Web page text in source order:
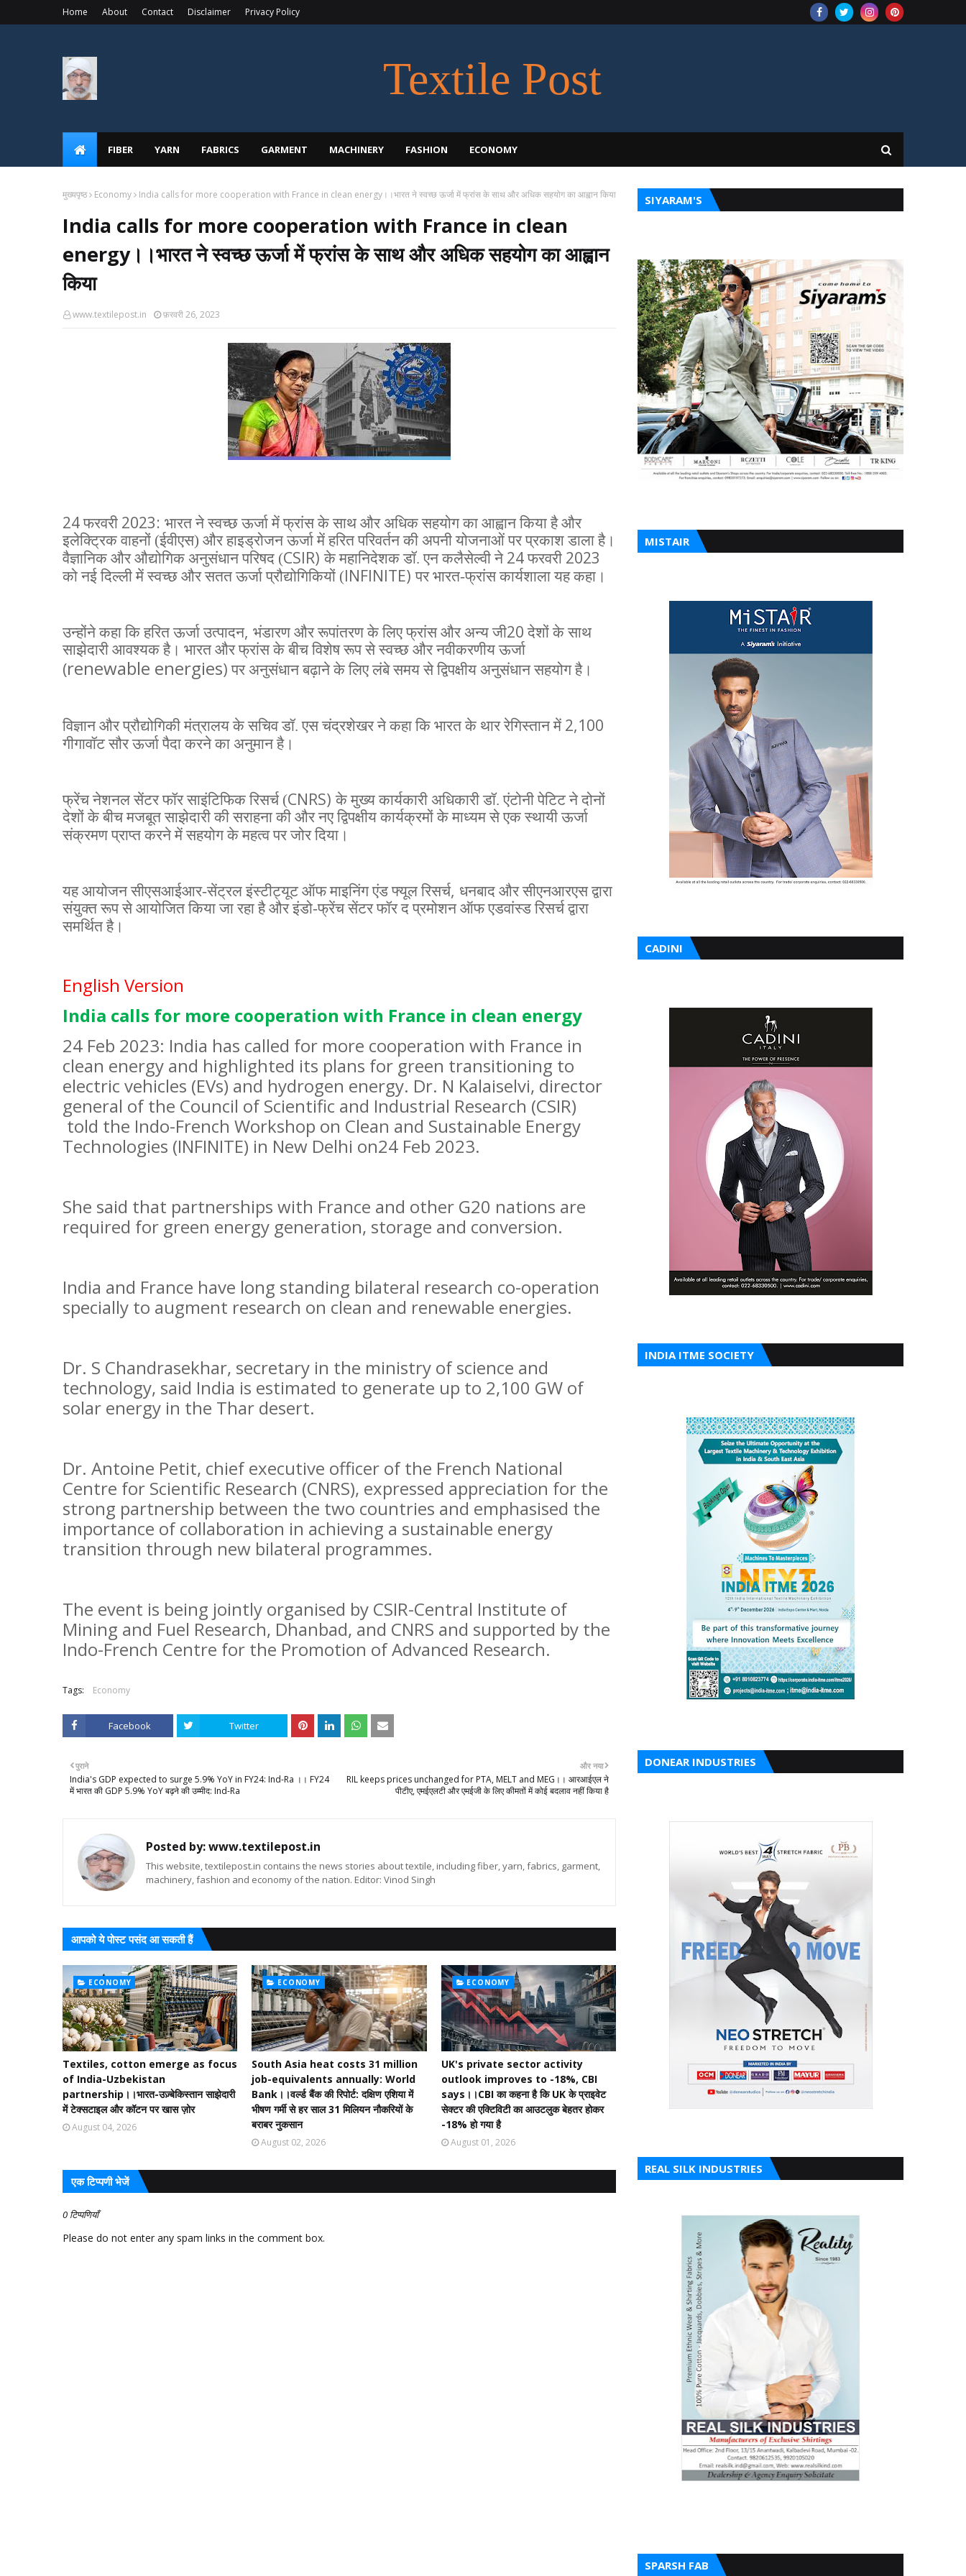
Home About Contact Disclaimer Privacy Policy
Textile Post
FIBER YARN FABRICS GARMENT MACHINERY FASHION ECONOMY
मुख्यपृष्ठ Economy India calls for more cooperation with France in clean energy।।भारत ने स्वच्छ ऊर्जा में फ्रांस के साथ और अधिक सहयोग का आह्वान किया
India calls for more cooperation with France in clean
energy।।भारत ने स्वच्छ ऊर्जा में फ्रांस के साथ और अधिक सहयोग का आह्वान
किया
www.textilepost.in फ़रवरी 26, 2023
24फरवरी 2023: भारत ने स्वच्छ ऊर्जा में फ्रांस के साथ और अधिक सहयोग का आह्वान किया है और
इलेक्ट्रिक वाहनों (ईवीएस) और हाइड्रोजन ऊर्जा में हरित परिवर्तन की अपनी योजनाओं पर प्रकाश डाला है।
वैज्ञानिक और औद्योगिक अनुसंधान परिषद (CSIR)के महानिदेशक डॉ. एन कलैसेल्वी ने 24फरवरी 2023
को नई दिल्ली में स्वच्छ और सतत ऊर्जा प्रौद्योगिकियों (INFINITE)पर भारत-फ्रांस कार्यशाला यह कहा।
उन्होंने कहा कि हरित ऊर्जा उत्पादन, भंडारण और रूपांतरण के लिए फ्रांस और अन्य जी20 देशों के साथ
साझेदारी आवश्यक है। भारत और फ्रांस के बीच विशेष रूप से स्वच्छ और नवीकरणीय ऊर्जा
(renewable energies) पर अनुसंधान बढ़ाने के लिए लंबे समय से द्विपक्षीय अनुसंधान सहयोग है।
विज्ञान और प्रौद्योगिकी मंत्रालय के सचिव डॉ. एस चंद्रशेखर ने कहा कि भारत के थार रेगिस्तान में 2,100
गीगावॉट सौर ऊर्जा पैदा करने का अनुमान है।
फ्रेंच नेशनल सेंटर फॉर साइंटिफिक रिसर्च (CNRS)के मुख्य कार्यकारी अधिकारी डॉ. एंटोनी पेटिट ने दोनों
देशों के बीच मजबूत साझेदारी की सराहना की और नए द्विपक्षीय कार्यक्रमों के माध्यम से एक स्थायी ऊर्जा
संक्रमण प्राप्त करने में सहयोग के महत्व पर जोर दिया।
यह आयोजन सीएसआईआर-सेंट्रल इंस्टीट्यूट ऑफ माइनिंग एंड फ्यूल रिसर्च, धनबाद और सीएनआरएस द्वारा
संयुक्त रूप से आयोजित किया जा रहा है और इंडो-फ्रेंच सेंटर फॉर द प्रमोशन ऑफ एडवांस्ड रिसर्च द्वारा
समर्थित है।
English Version
India calls for more cooperation with France in clean energy
24 Feb 2023: India has called for more cooperation with France in
clean energy and highlighted its plans for green transitioning to
electric vehicles (EVs) and hydrogen energy. Dr. N Kalaiselvi, director
general of the Council of Scientific and Industrial Research (CSIR)
told the Indo-French Workshop on Clean and Sustainable Energy
Technologies (INFINITE) in New Delhi on24 Feb 2023.
She said that partnerships with France and other G20 nations are
required for green energy generation, storage and conversion.
India and France have long standing bilateral research co-operation
specially to augment research on clean and renewable energies.
Dr. S Chandrasekhar, secretary in the ministry of science and
technology, said India is estimated to generate up to 2,100 GW of
solar energy in the Thar desert.
Dr. Antoine Petit, chief executive officer of the French National
Centre for Scientific Research (CNRS), expressed appreciation for the
strong partnership between the two countries and emphasised the
importance of collaboration in achieving a sustainable energy
transition through new bilateral programmes.
The event is being jointly organised by CSIR-Central Institute of
Mining and Fuel Research, Dhanbad, and CNRS and supported by the
Indo-French Centre for the Promotion of Advanced Research.
Tags: Economy
Facebook Twitter
और नया
RIL keeps prices unchanged for PTA, MELT and MEG।। आरआईएल ने
पीटीए, एमईएलटी और एमईजी के लिए कीमतों में कोई बदलाव नहीं किया है
पुराने
India's GDP expected to surge 5.9% YoY in FY24: Ind-Ra ।। FY24
में भारत की GDP 5.9% YoY बढ़ने की उम्मीद: Ind-Ra
Posted by:www.textilepost.in
This website, textilepost.in contains the news stories about textile, including fiber, yarn, fabrics, garment,
machinery, fashion and economy of the nation. Editor: Vinod Singh
आपको ये पोस्ट पसंद आ सकती हैं
ECONOMY
Textiles, cotton emerge as focus
of India-Uzbekistan
partnership।।भारत-उज़्बेकिस्तान साझेदारी
में टेक्सटाइल और कॉटन पर खास ज़ोर
August 04, 2026
ECONOMY
South Asia heat costs 31 million
job-equivalents annually: World
Bank।।वर्ल्ड बैंक की रिपोर्ट: दक्षिण एशिया में
भीषण गर्मी से हर साल 31 मिलियन नौकरियों के
बराबर नुकसान
August 02, 2026
ECONOMY
UK's private sector activity
outlook improves to -18%, CBI
says।।CBI का कहना है कि UK के प्राइवेट
सेक्टर की एक्टिविटी का आउटलुक बेहतर होकर
-18% हो गया है
August 01, 2026
एक टिप्पणी भेजें
0 टिप्पणियाँ
Please do not enter any spam links in the comment box.
SIYARAM'S
MISTAIR
CADINI
INDIA ITME SOCIETY
DONEAR INDUSTRIES
REAL SILK INDUSTRIES
SPARSH FAB